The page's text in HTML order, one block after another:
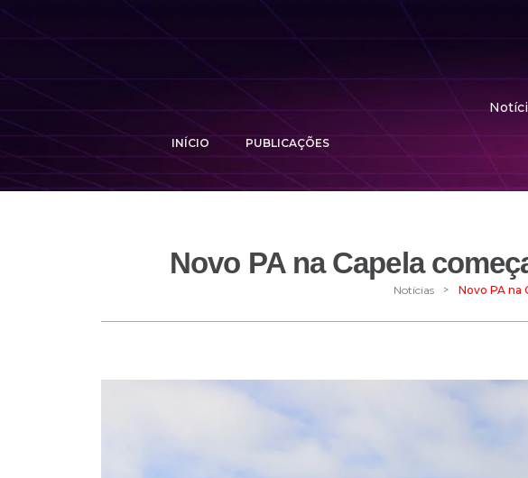
INÍCIO PUBLICAÇÕES
Novo PA na Capela
Notícias > Novo PA na